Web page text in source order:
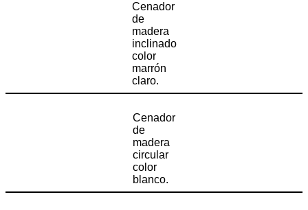
Cenador
de
madera
inclinado
color
marrón
claro.
Cenador
de
madera
circular
color
blanco.